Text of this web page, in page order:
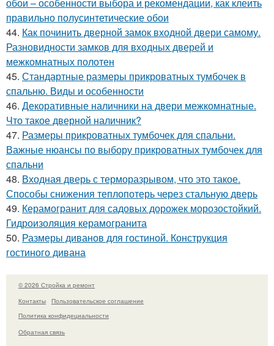
правильно полусинтетические обои
44. Как починить дверной замок входной двери самому.
Разновидности замков для входных дверей и
межкомнатных полотен
45. Стандартные размеры прикроватных тумбочек в
спальню. Виды и особенности
46. Декоративные наличники на двери межкомнатные.
Что такое дверной наличник?
47. Размеры прикроватных тумбочек для спальни.
Важные нюансы по выбору прикроватных тумбочек для
спальни
48. Входная дверь с терморазрывом, что это такое.
Способы снижения теплопотерь через стальную дверь
49. Керамогранит для садовых дорожек морозостойкий.
Гидроизоляция керамогранита
50. Размеры диванов для гостиной. Конструкция
гостиного дивана
© 2026 Стройка и ремонт
Контакты
Пользовательское соглашение
Политика конфидециальности
Обратная связь